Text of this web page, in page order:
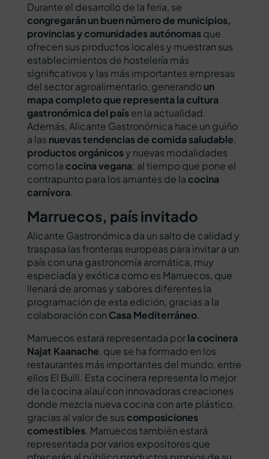
Durante el desarrollo de la feria, se
congregarán un buen número de municipios,
provincias y comunidades autónomasque
ofrecen sus productos locales y muestran sus
establecimientos de hostelería más
significativos y las más importantes empresas
del sector agroalimentario, generandoun
mapa completo que representa la cultura
gastronómica del paísen la actualidad.
Además, Alicante Gastronómica hace un guiño
a las nuevas tendencias de comida saludable,
productos orgánicosy nuevas modalidades
como lacocina vegana; al tiempo que pone el
contrapunto para los amantes de lacocina
carnívora.
Marruecos, país invitado
Alicante Gastronómica da un salto de calidad y
traspasa las fronteras europeas para invitar a un
país con una gastronomía aromática, muy
especiada y exótica como es Marruecos, que
llenará de aromas y sabores diferentes la
programación de esta edición, gracias a la
colaboración con Casa Mediterráneo.
Marruecos estará representada porla cocinera
Najat Kaanache, que se ha formado en los
restaurantes más importantes del mundo, entre
ellos El Bulli. Esta cocinera representa lo mejor
de la cocina alauí con innovadoras creaciones
donde mezcla nueva cocina con arte plástico,
gracias al valor de suscomposiciones
comestibles. Marruecos también estará
representada por varios expositores que